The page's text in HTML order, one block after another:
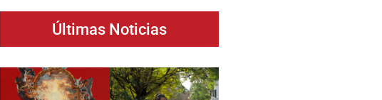
Últimas Noticias